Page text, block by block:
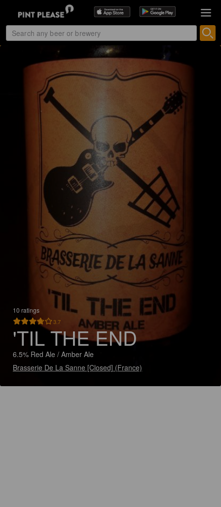
10 ratings
3.7
'TIL THE END
6.5% Red Ale / Amber Ale
Brasserie De La Sanne [Closed] (France)